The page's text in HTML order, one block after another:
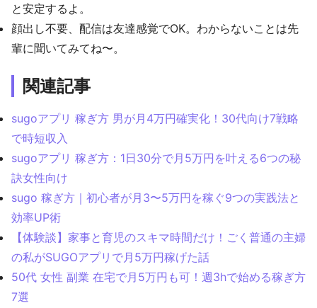
と安定するよ。
顔出し不要、配信は友達感覚でOK。わからないことは先
輩に聞いてみてね〜。
関連記事
sugoアプリ 稼ぎ方 男が月4万円確実化！30代向け7戦略
で時短収入
sugoアプリ 稼ぎ方：1日30分で月5万円を叶える6つの秘
訣女性向け
sugo 稼ぎ方｜初心者が月3〜5万円を稼ぐ9つの実践法と
効率UP術
【体験談】家事と育児のスキマ時間だけ！ごく普通の主婦
の私がSUGOアプリで月5万円稼げた話
50代 女性 副業 在宅で月5万円も可！週3hで始める稼ぎ方
7選